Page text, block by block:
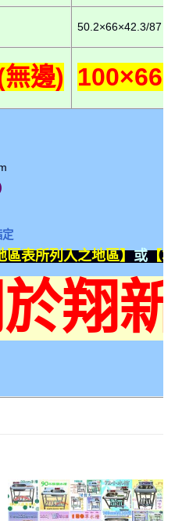
50.2×66×42.3/87
邊)
定
區表所列入之地區】 或 【
翔新